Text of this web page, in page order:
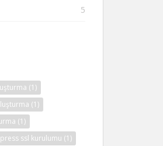
5
(1)
(1)
(1)
ssl kurulumu (1)